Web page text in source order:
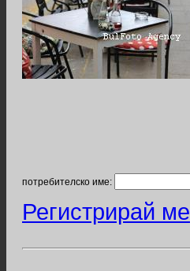
потребителско име:
Регистрирай ме